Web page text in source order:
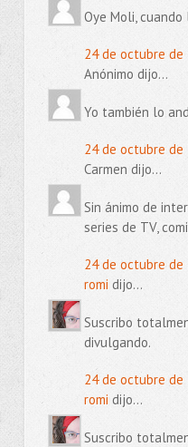
Oye Moli,
24 de octubre
Anónimo dijo...
Yo también lo
24 de octubre
Carmen dijo...
Sin ánimo de
series de TV,
24 de octubre
romi dijo...
Suscribo
divulgando.
24 de octubre
romi dijo...
Suscribo